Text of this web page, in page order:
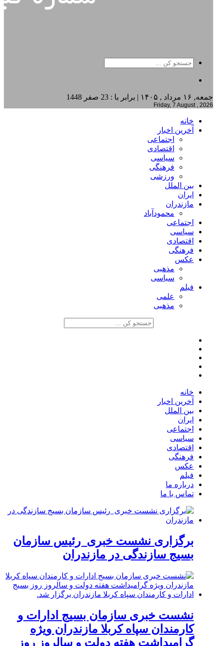
جمعه, ۱۶ مرداد , ۱۴۰۵ | برابر با : 23 صفر 1448
Friday, 7 August , 2026
خانه
آخرین اخبار
اجتماعی
اقتصادی
سیاسی
فرهنگی
ورزشی
بین الملل
ایران
مازندران
محمودآباد
اجتماعی
سیاسی
اقتصادی
فرهنگی
عکس
مذهبی
سیاسی
فیلم
علمی
مذهبی
خانه
آخرین اخبار
بین الملل
ایران
اجتماعی
سیاسی
اقتصادی
فرهنگی
عکس
فیلم
درباره ما
تماس با ما
برگزاری نشست خبری رئیس سازمان
بسیج سازندگی در مازندران
نشست خبری سازمان بسیج ادارات و
کارمندان سپاه کربلا مازندران ویژه
گرامیداشت هفته دولت و سالروز روز